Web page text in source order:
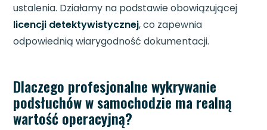
ustalenia. Działamy na podstawie obowiązującej
licencji detektywistycznej, co zapewnia
odpowiednią wiarygodność dokumentacji.
Dlaczego profesjonalne wykrywanie
podsłuchów w samochodzie ma realną
wartość operacyjną?